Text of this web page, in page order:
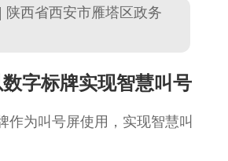
陕西省西安市雁塔区政务
字标牌实现智慧叫号
作为叫号屏使用，实现智慧叫